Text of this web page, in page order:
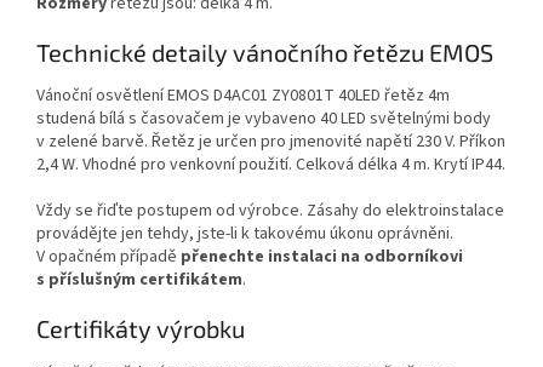
Technické detaily vánočního řetězu EMOS
Vánoční osvětlení EMOS D4AC01 ZY0801T 40LED řetěz 4m
studená bílá s časovačem je vybaveno 40 LED světelnými body
v zelené barvě. Řetěz je určen pro jmenovité napětí 230 V. Příkon
2,4 W. Vhodné pro venkovní použití. Celková délka 4 m. Krytí IP44.
Vždy se řiďte postupem od výrobce. Zásahy do elektroinstalace
provádějte jen tehdy, jste-li k takovému úkonu oprávněni.
V opačném případě přenechte instalaci na odborníkovi
s příslušným certifikátem.
Certifikáty výrobku